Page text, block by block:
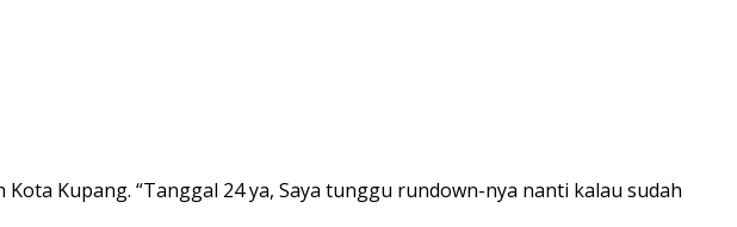
Kupang. “Tanggal 24 ya, Saya tunggu rundown-nya nanti kalau sudah